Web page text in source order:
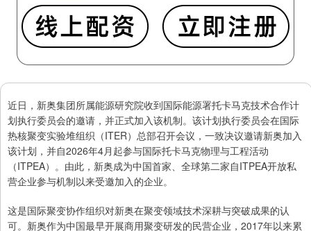
近日，新奥集团所属能源研究院收到国际能源署托卡马克技术合作计
划执行委员会的邀请，并正式加入该机制。该计划执行委员会在国际
热核聚变实验堆组织（ITER）总部召开会议，一致决议邀请新奥加入
该计划，并自2026年4月起参与国际托卡马克物理与工程活动
（ITPEA）。由此，新奥成为中国首家、全球第二家自ITPEA开放私
营企业参与机制以来受邀加入的企业。
这是国际聚变协作组织对新奥在聚变领域技术深耕与突破成果的认
可。新奥作为中国最早开展商用聚变研发的民营企业，2017年以来累